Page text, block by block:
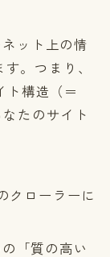
ット上の情
。つまり、
ト構造（＝
たのサイト
クローラーに
「質の高い